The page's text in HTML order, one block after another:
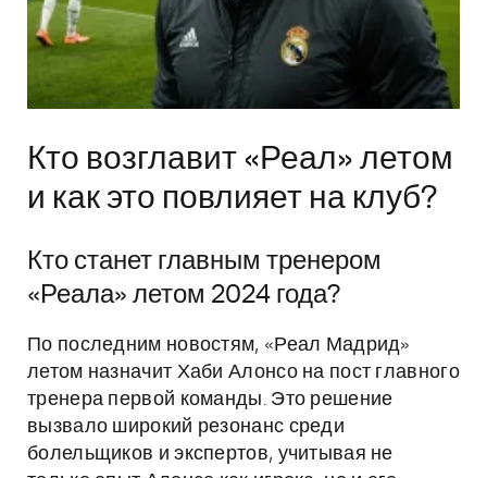
Кто возглавит «Реал» летом
и как это повлияет на клуб?
Кто станет главным тренером
«Реала» летом 2024 года?
По последним новостям, «Реал Мадрид»
летом назначит Хаби Алонсо на пост главного
тренера первой команды. Это решение
вызвало широкий резонанс среди
болельщиков и экспертов, учитывая не